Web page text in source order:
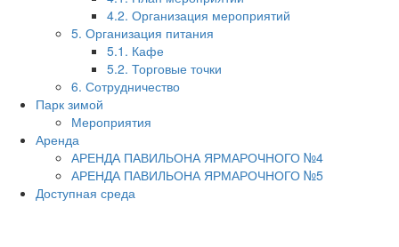
4.2. Организация мероприятий
5. Организация питания
5.1. Кафе
5.2. Торговые точки
6. Сотрудничество
Парк зимой
Мероприятия
Аренда
АРЕНДА ПАВИЛЬОНА ЯРМАРОЧНОГО №4
АРЕНДА ПАВИЛЬОНА ЯРМАРОЧНОГО №5
Доступная среда